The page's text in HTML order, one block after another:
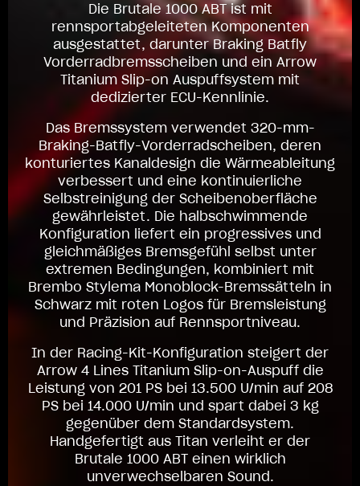
Die Brutale 1000 ABT ist mit
rennsportabgeleiteten Komponenten
ausgestattet, darunter Braking Batfly
Vorderradbremsscheiben und ein Arrow
Titanium Slip-on Auspuffsystem mit
dedizierter ECU-Kennlinie.
Das Bremssystem verwendet 320-mm-
Braking-Batfly-Vorderradscheiben, deren
konturiertes Kanaldesign die Wärmeableitung
verbessert und eine kontinuierliche
Selbstreinigung der Scheibenoberfläche
gewährleistet. Die halbschwimmende
Konfiguration liefert ein progressives und
gleichmäßiges Bremsgefühl selbst unter
extremen Bedingungen, kombiniert mit
Brembo Stylema Monoblock-Bremssätteln in
Schwarz mit roten Logos für Bremsleistung
und Präzision auf Rennsportniveau.
In der Racing-Kit-Konfiguration steigert der
Arrow 4 Lines Titanium Slip-on-Auspuff die
Leistung von 201 PS bei 13.500 U/min auf 208
PS bei 14.000 U/min und spart dabei 3 kg
gegenüber dem Standardsystem.
Handgefertigt aus Titan verleiht er der
Brutale 1000 ABT einen wirklich
unverwechselbaren Sound.